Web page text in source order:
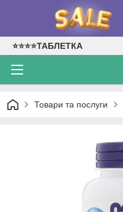
⭐⭐⭐⭐ТАБЛЕТКА
Товари та послуги